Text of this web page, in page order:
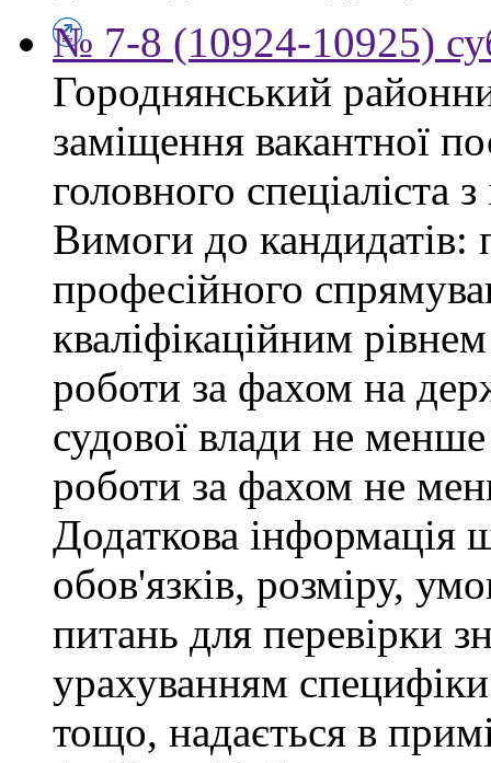
№ 7-8 (10924-10925)
Городнянський
заміщення вакантної
головного спеціаліста
Вимоги до кандидатів:
професійного
кваліфікаційним
роботи за фахом на
судової влади не
роботи за фахом не
Додаткова інформація
обов'язків, розміру,
питань для перевірки
урахуванням
тощо, надається в